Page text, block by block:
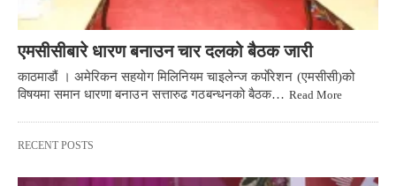
एमसीसीबारे धारण बनाउन चार दलको बैठक जारी
काठमाडौं । अमेरिकन सहयोग मिलिनियम चाइलेन्ज कर्पाेरेशन (एमसीसी)को
विषयमा समान धारणा बनाउन सत्तारुढ गठबन्धनको बैठक… Read More
RECENT POSTS